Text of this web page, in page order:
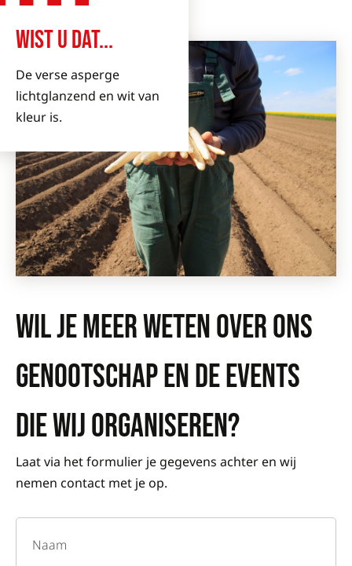
WIST U DAT...
De verse asperge
lichtglanzend en wit van
kleur is.
WIL JE MEER WETEN OVER ONS
GENOOTSCHAP EN DE EVENTS
DIE WIJ ORGANISEREN?
Laat via het formulier je gegevens achter en wij
nemen contact met je op.